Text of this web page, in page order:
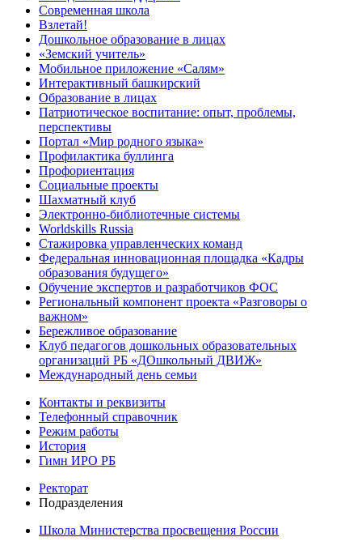
Современная школа
Взлетай!
Дошкольное образование в лицах
«Земский учитель»
Мобильное приложение «Салям»
Интерактивный башкирский
Образование в лицах
Патриотическое воспитание: опыт, проблемы,
перспективы
Портал «Мир родного языка»
Профилактика буллинга
Профориентация
Социальные проекты
Шахматный клуб
Электронно-библиотечные системы
Worldskills Russia
Стажировка управленческих команд
Федеральная инновационная площадка «Кадры
образования будущего»
Обучение экспертов и разработчиков ФОС
Региональный компонент проекта «Разговоры о
важном»
Бережливое образование
Клуб педагогов дошкольных образовательных
организаций РБ «ДОшкольный ДВИЖ»
Международный день семьи
Контакты и реквизиты
Телефонный справочник
Режим работы
История
Гимн ИРО РБ
Ректорат
Подразделения
Школа Министерства просвещения России